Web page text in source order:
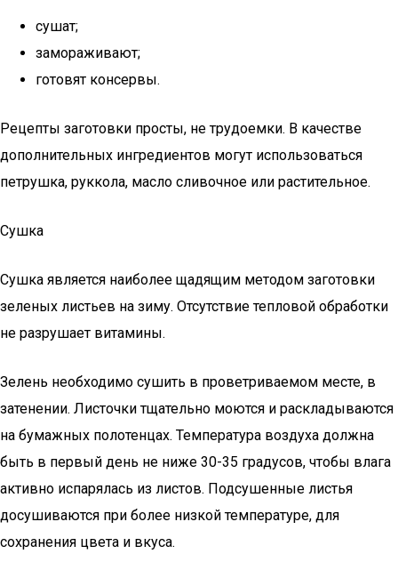
сушат;
замораживают;
готовят консервы.
Рецепты заготовки просты, не трудоемки. В качестве
дополнительных ингредиентов могут использоваться
петрушка, руккола, масло сливочное или растительное.
Сушка
Сушка является наиболее щадящим методом заготовки
зеленых листьев на зиму. Отсутствие тепловой обработки
не разрушает витамины.
Зелень необходимо сушить в проветриваемом месте, в
затенении. Листочки тщательно моются и раскладываются
на бумажных полотенцах. Температура воздуха должна
быть в первый день не ниже 30-35 градусов, чтобы влага
активно испарялась из листов. Подсушенные листья
досушиваются при более низкой температуре, для
сохранения цвета и вкуса.